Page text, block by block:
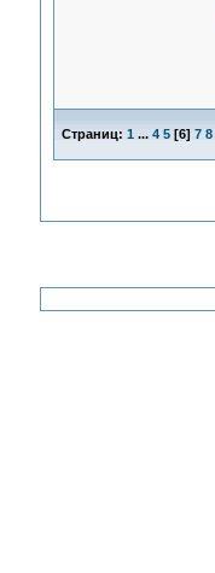
Страниц: 1 ... 4 5[6] 7 8